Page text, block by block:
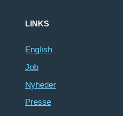
LINKS
English
Job
Nyheder
Presse